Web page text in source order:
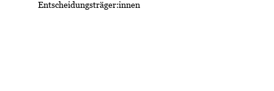
Entscheidungsträger:innen